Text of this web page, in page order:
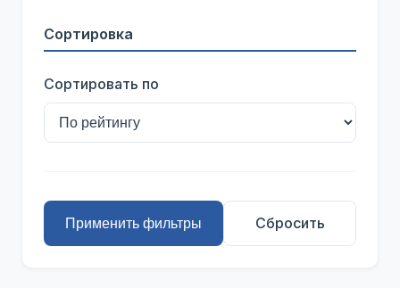
Сортировка
Сортировать по
Применить фильтры Сбросить